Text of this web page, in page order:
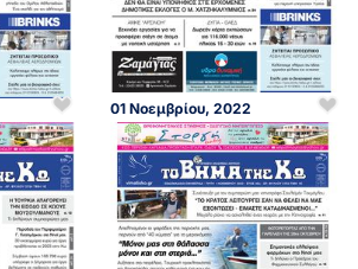
01 Νοεμβρίου, 2022